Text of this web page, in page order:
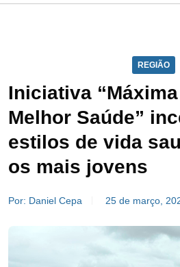
REGIÃO
Iniciativa
Melhor Saúde”
estilos de vida
os mais jovens
Por: Daniel Cepa 25 de março,